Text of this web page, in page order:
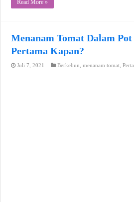
Read More »
Menanam Tomat Dalam
Pertama Kapan?
Juli 7, 2021 Berkebun ,menanam tomat ,